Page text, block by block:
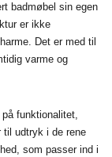
badmøbel sin egen
er ikke
Det er med til
varme og
funktionalitet,
udtryk i de rene
som passer ind i